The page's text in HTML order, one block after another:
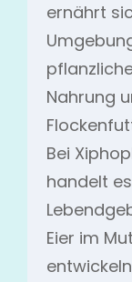
ernährt
Nahrung
Bei
handelt
Eier im